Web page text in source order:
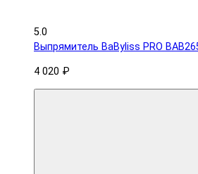
5.0
Выпрямитель BaByliss PRO
4 020 ₽